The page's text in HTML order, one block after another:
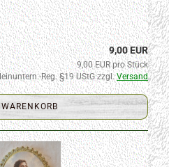
9,00 EUR
9,00 EUR pro Stück
Reg. §19 UStG zzgl.Versand